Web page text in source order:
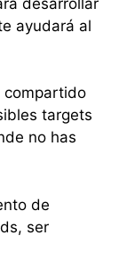
ayudará al
compartido
targets
no has
de
ser